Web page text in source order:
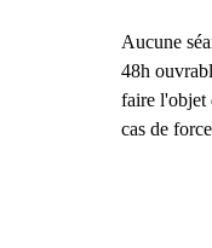
Aucune
48h
faire l'objet
cas de